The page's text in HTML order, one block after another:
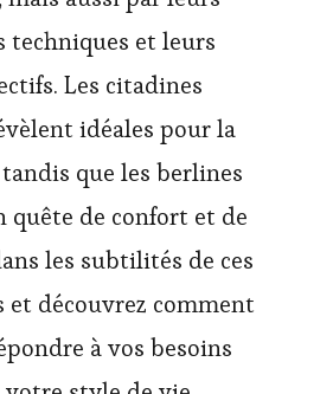
techniques et leurs
Les citadines
idéales pour la
que les berlines
quête de confort et de
les subtilités de ces
et découvrez comment
à vos besoins